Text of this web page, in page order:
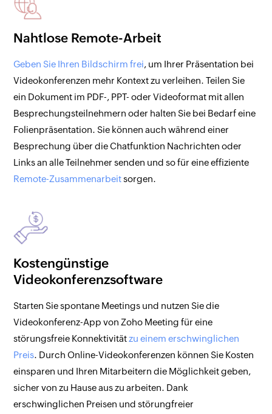
Nahtlose Remote-Arbeit
Geben Sie Ihren Bildschirm frei, um Ihrer Präsentation bei
Videokonferenzen mehr Kontext zu verleihen. Teilen Sie
ein Dokument im PDF-, PPT- oder Videoformat mit allen
Besprechungsteilnehmern oder halten Sie bei Bedarf eine
Folienpräsentation. Sie können auch während einer
Besprechung über die Chatfunktion Nachrichten oder
Links an alle Teilnehmer senden und so für eine effiziente
Remote-Zusammenarbeitsorgen.
Kostengünstige
Videokonferenzsoftware
Starten Sie spontane Meetings und nutzen Sie die
Videokonferenz-App von Zoho Meeting für eine
störungsfreie Konnektivitätzu einem erschwinglichen
Preis. Durch Online-Videokonferenzen können Sie Kosten
einsparen und Ihren Mitarbeitern die Möglichkeit geben,
sicher von zu Hause aus zu arbeiten. Dank
erschwinglichen Preisen und störungfreier